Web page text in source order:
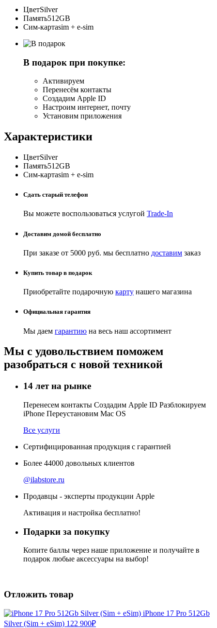
ЦветSilver
Память512GB
Сим-картаsim + e-sim
В подарок при покупке:
Активируем
Перенесём контакты
Создадим Apple ID
Настроим интернет, почту
Установим приложения
Характеристики
ЦветSilver
Память512GB
Сим-картаsim + e-sim
Сдать старый телефон
Вы можете воспользоваться услугой Trade-In
Доставим домой бесплатно
При заказе от 5000 руб. мы бесплатно доставим заказ
Купить товар в подарок
Приобретайте подарочную карту нашего магазина
Официальная гарантия
Мы даем гарантию на весь наш ассортимент
Мы с удовольствием поможем
разобраться с новой техникой
14 лет на рынке
Перенесем контакты Создадим Apple ID Разблокируем
iPhone Переустановим Mac OS
Все услуги
Сертифицированная продукция с гарантией
Более 44000 довольных клиентов
@ilabstore.ru
Продавцы - эксперты продукции Apple
Активация и настройка бесплатно!
Подарки за покупку
Копите баллы через наше приложение и получайте в
подарок любые аксессуары на выбор!
Отложить товар
iPhone 17 Pro 512Gb
Silver (Sim + eSim) 122 900₽